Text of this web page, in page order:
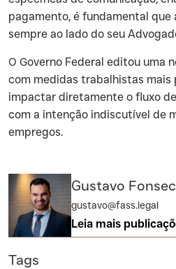
pagamento, é fundamental que
sempre ao lado do seu
‍O Governo Federal editou uma
com medidas trabalhistas mais
impactar diretamente o fluxo
com a intenção indiscutível de
empregos.
Gustavo
gustavo@fass.legal
Leia mais
Tags